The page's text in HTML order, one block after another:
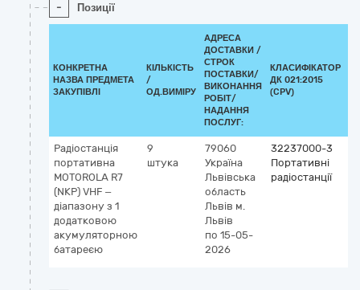
- Позиції
КОНКРЕТНА
НАЗВА ПРЕДМЕТА
ЗАКУПІВЛІ
КІЛЬКІСТЬ
/
ОД.ВИМІРУ
АДРЕСА
ДОСТАВКИ /
СТРОК
ПОСТАВКИ/
ВИКОНАННЯ
РОБІТ/
НАДАННЯ
ПОСЛУГ:
КЛАСИФІКАТОР
ДК 021:2015
(CPV)
Радіостанція
портативна
MOTOROLA R7
(NKP) VHF –
діапазону з 1
додатковою
акумуляторною
батареєю
9
штука
79060
Україна
Львівська
область
Львів м.
Львів
по 15-05-
2026
32237000-3
Портативні
радіостанції